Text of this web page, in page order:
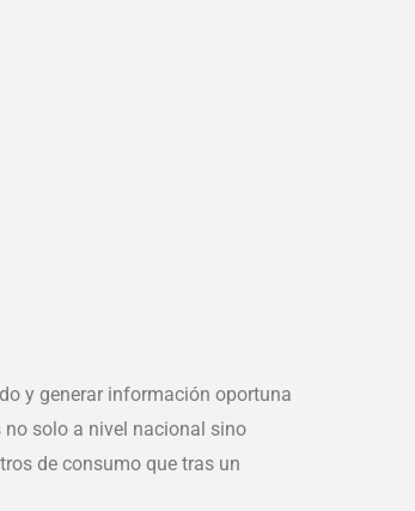
y generar información oportuna
no solo a nivel nacional sino
de consumo que tras un